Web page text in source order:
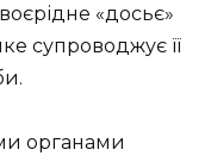
«досьє»
супроводжує її
органами